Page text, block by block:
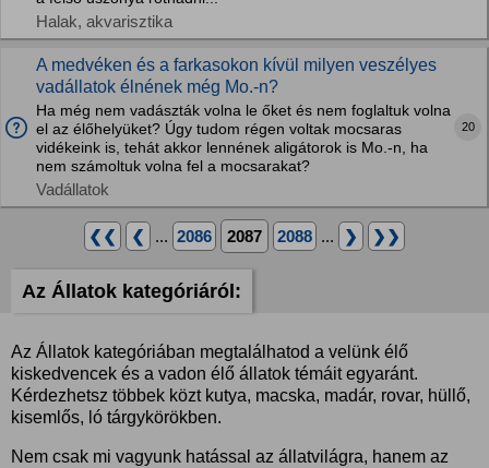
Halak, akvarisztika
A medvéken és a farkasokon kívül milyen veszélyes
vadállatok élnének még Mo.-n?
Ha még nem vadászták volna le őket és nem foglaltuk volna
el az élőhelyüket? Úgy tudom régen voltak mocsaras
vidékeink is, tehát akkor lennének aligátorok is Mo.-n, ha
nem számoltuk volna fel a mocsarakat?
Vadállatok
20
❮❮ ❮ ... 2086 2087 2088 ... ❯ ❯❯
Az Állatok kategóriáról:
Az Állatok kategóriában megtalálhatod a velünk élő
kiskedvencek és a vadon élő állatok témáit egyaránt.
Kérdezhetsz többek közt kutya, macska, madár, rovar, hüllő,
kisemlős, ló tárgykörökben.
Nem csak mi vagyunk hatással az állatvilágra, hanem az